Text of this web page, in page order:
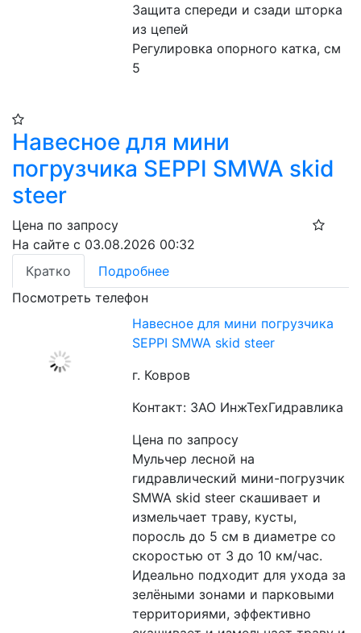
Защита спереди и сзади шторка
из цепей
Регулировка опорного катка, см
5
Навесное для мини
погрузчика SEPPI SMWA skid
steer
Цена по запросу
На сайте с 03.08.2026 00:32
Кратко
Подробнее
Посмотреть телефон
Навесное для мини погрузчика
SEPPI SMWA skid steer
г. Ковров
Контакт: ЗАО ИнжТехГидравлика
Цена по запросу
Мульчер лесной на
гидравлический мини-погрузчик
SMWA skid steer скашивает и
измельчает траву, кусты,
поросль до 5 см в диаметре со
скоростью от 3 до 10 км/час.
Идеально подходит для ухода за
зелёными зонами и парковыми
территориями, эффективно